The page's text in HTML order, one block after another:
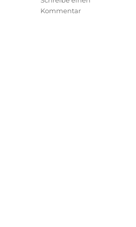
Kommentarzu